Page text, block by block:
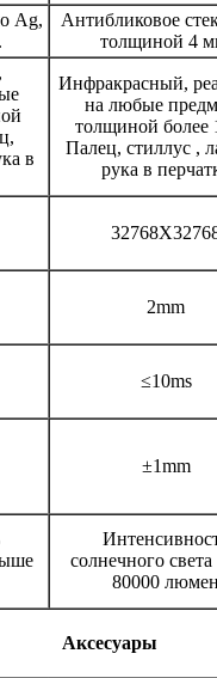
Ag,
Антибликовое
толщиной 4
в
Инфракрасный,
на любые
толщиной более
Палец, стиллус ,
рука в
2mm
≤10ms
±1mm
солнечного
80000
Аксесуары